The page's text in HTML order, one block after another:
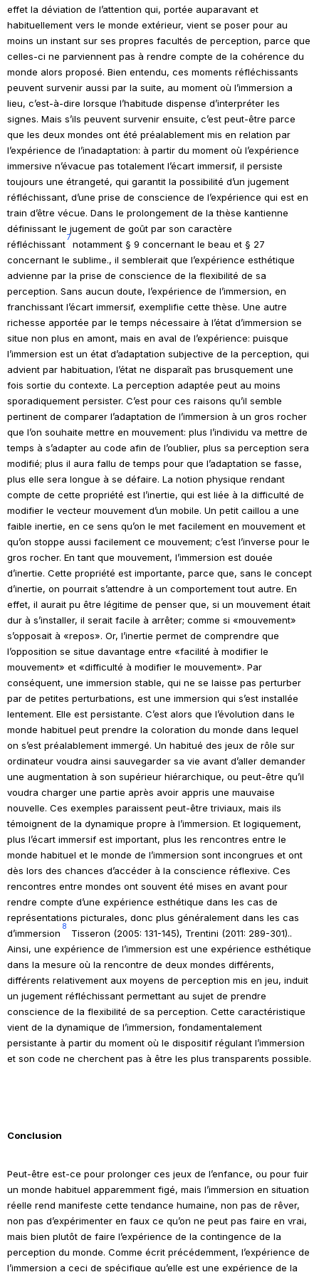
effet la déviation de l’attention qui, portée auparavant et
habituellement vers le monde extérieur, vient se poser pour au
moins un instant sur ses propres facultés de perception, parce que
celles-ci ne parviennent pas à rendre compte de la cohérence du
monde alors proposé. Bien entendu, ces moments réfléchissants
peuvent survenir aussi par la suite, au moment où l’immersion a
lieu, c’est-à-dire lorsque l’habitude dispense d’interpréter les
signes. Mais s’ils peuvent survenir ensuite, c’est peut-être parce
que les deux mondes ont été préalablement mis en relation par
l’expérience de l’inadaptation: à partir du moment où l’expérience
immersive n’évacue pas totalement l’écart immersif, il persiste
toujours une étrangeté, qui garantit la possibilité d’un jugement
réfléchissant, d’une prise de conscience de l’expérience qui est en
train d’être vécue. Dans le prolongement de la thèse kantienne
définissant le jugement de goût par son caractère
réfléchissant
7
notamment § 9 concernant le beau et § 27
concernant le sublime., il semblerait que l’expérience esthétique
advienne par la prise de conscience de la flexibilité de sa
perception. Sans aucun doute, l’expérience de l’immersion, en
franchissant l’écart immersif, exemplifie cette thèse. Une autre
richesse apportée par le temps nécessaire à l’état d’immersion se
situe non plus en amont, mais en aval de l’expérience: puisque
l’immersion est un état d’adaptation subjective de la perception, qui
advient par habituation, l’état ne disparaît pas brusquement une
fois sortie du contexte. La perception adaptée peut au moins
sporadiquement persister. C’est pour ces raisons qu’il semble
pertinent de comparer l’adaptation de l’immersion à un gros rocher
que l’on souhaite mettre en mouvement: plus l’individu va mettre de
temps à s’adapter au code afin de l’oublier, plus sa perception sera
modifié; plus il aura fallu de temps pour que l’adaptation se fasse,
plus elle sera longue à se défaire. La notion physique rendant
compte de cette propriété est l’inertie, qui est liée à la difficulté de
modifier le vecteur mouvement d’un mobile. Un petit caillou a une
faible inertie, en ce sens qu’on le met facilement en mouvement et
qu’on stoppe aussi facilement ce mouvement; c’est l’inverse pour le
gros rocher. En tant que mouvement, l’immersion est douée
d’inertie. Cette propriété est importante, parce que, sans le concept
d’inertie, on pourrait s’attendre à un comportement tout autre. En
effet, il aurait pu être légitime de penser que, si un mouvement était
dur à s’installer, il serait facile à arrêter; comme si «mouvement»
s’opposait à «repos». Or, l’inertie permet de comprendre que
l’opposition se situe davantage entre «facilité à modifier le
mouvement» et «difficulté à modifier le mouvement». Par
conséquent, une immersion stable, qui ne se laisse pas perturber
par de petites perturbations, est une immersion qui s’est installée
lentement. Elle est persistante. C’est alors que l’évolution dans le
monde habituel peut prendre la coloration du monde dans lequel
on s’est préalablement immergé. Un habitué des jeux de rôle sur
ordinateur voudra ainsi sauvegarder sa vie avant d’aller demander
une augmentation à son supérieur hiérarchique, ou peut-être qu’il
voudra charger une partie après avoir appris une mauvaise
nouvelle. Ces exemples paraissent peut-être triviaux, mais ils
témoignent de la dynamique propre à l’immersion. Et logiquement,
plus l’écart immersif est important, plus les rencontres entre le
monde habituel et le monde de l’immersion sont incongrues et ont
dès lors des chances d’accéder à la conscience réflexive. Ces
rencontres entre mondes ont souvent été mises en avant pour
rendre compte d’une expérience esthétique dans les cas de
représentations picturales, donc plus généralement dans les cas
d’immersion
8
Tisseron (2005: 131-145), Trentini (2011: 289-301)..
Ainsi, une expérience de l’immersion est une expérience esthétique
dans la mesure où la rencontre de deux mondes différents,
différents relativement aux moyens de perception mis en jeu, induit
un jugement réfléchissant permettant au sujet de prendre
conscience de la flexibilité de sa perception. Cette caractéristique
vient de la dynamique de l’immersion, fondamentalement
persistante à partir du moment où le dispositif régulant l’immersion
et son code ne cherchent pas à être les plus transparents possible.
Conclusion
Peut-être est-ce pour prolonger ces jeux de l’enfance, ou pour fuir
un monde habituel apparemment figé, mais l’immersion en situation
réelle rend manifeste cette tendance humaine, non pas de rêver,
non pas d’expérimenter en faux ce qu’on ne peut pas faire en vrai,
mais bien plutôt de faire l’expérience de la contingence de la
perception du monde. Comme écrit précédemment, l’expérience de
l’immersion a ceci de spécifique qu’elle est une expérience de la